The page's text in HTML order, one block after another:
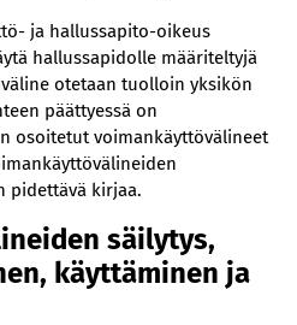
ja hallussapito-oikeus
hallussapidolle määriteltyjä
otetaan tuolloin yksikön
päättyessä on
osoitetut voimankäyttövälineet
pidettävä kirjaa.
säilytys,
käyttäminen ja